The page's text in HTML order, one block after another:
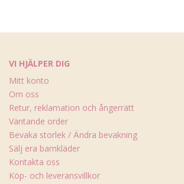
VI HJÄLPER DIG
Mitt konto
Om oss
Retur, reklamation och ångerrätt
Väntande order
Bevaka storlek / Ändra bevakning
Sälj era barnkläder
Kontakta oss
Köp- och leveransvillkor